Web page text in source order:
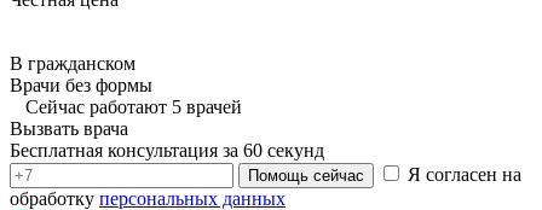
В гражданском
Врачи без формы
Сейчас работают 5 врачей
Вызвать врача
Бесплатная консультация за 60 секунд
Помощь сейчас
Я согласен на
обработку персональных данных